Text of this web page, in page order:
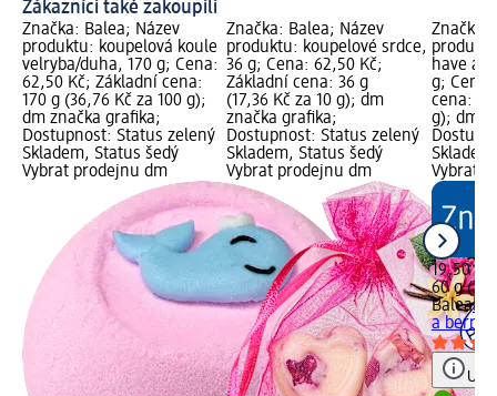
Zákazníci také zakoupili
Značka: Balea; Název
produktu: koupelová koule
velryba/duha, 170 g; Cena:
62,50 Kč; Základní cena:
170 g (36,76 Kč za 100 g);
dm značka grafika;
Dostupnost: Status zelený
Skladem, Status šedý
Vybrat prodejnu dm
Značka: Balea; Název
produktu: koupelové srdce,
36 g; Cena: 62,50 Kč;
Základní cena: 36 g
(17,36 Kč za 10 g); dm
značka grafika;
Dostupnost: Status zelený
Skladem, Status šedý
Vybrat prodejnu dm
Značka:
have a
g; Cena:
cena: 60
g); dm
Vybrat
19,50 Kč
60 g
Balea
a berry